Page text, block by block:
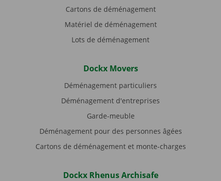
Cartons de déménagement
Matériel de déménagement
Lots de déménagement
Dockx Movers
Déménagement particuliers
Déménagement d'entreprises
Garde-meuble
Déménagement pour des personnes âgées
Cartons de déménagement et monte-charges
Dockx Rhenus Archisafe